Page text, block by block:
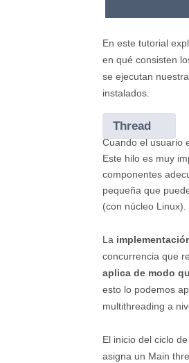
En este tutorial
en qué consisten
se ejecutan
instalados.
Thread
Cuando el usuario
Este hilo es muy
componentes
pequeña que
(con núcleo Linux).
La
concurrencia que
aplica de modo
esto lo podemos
multithreading a
El inicio del ciclo
asigna un Main